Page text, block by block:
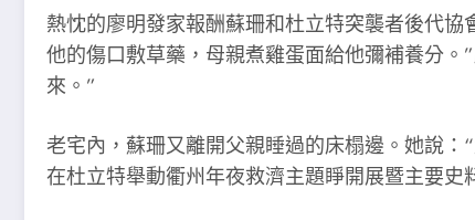
熱忱的廖明發家報酬蘇珊和杜立特突襲者後代
他的傷口敷草藥，母親煮雞蛋面給他彌補養分
來。”
老宅內，蘇珊又離開父親睡過的床榻邊。她說
在杜立特舉動衢州年夜救濟主題睜開展暨主要